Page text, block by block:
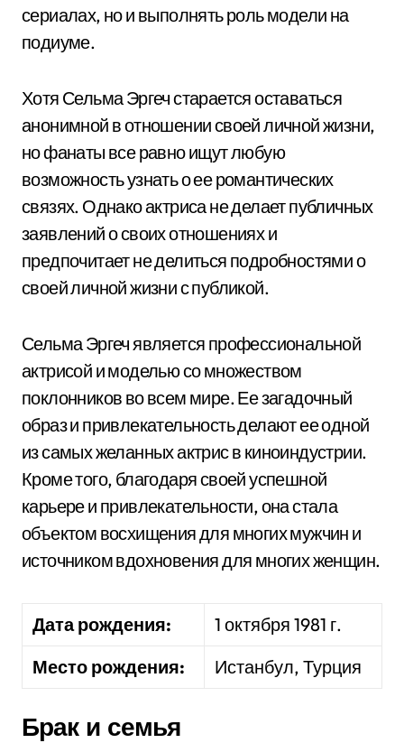
сериалах, но и выполнять роль модели на
подиуме.
Хотя Сельма Эргеч старается оставаться
анонимной в отношении своей личной жизни,
но фанаты все равно ищут любую
возможность узнать о ее романтических
связях. Однако актриса не делает публичных
заявлений о своих отношениях и
предпочитает не делиться подробностями о
своей личной жизни с публикой.
Сельма Эргеч является профессиональной
актрисой и моделью со множеством
поклонников во всем мире. Ее загадочный
образ и привлекательность делают ее одной
из самых желанных актрис в киноиндустрии.
Кроме того, благодаря своей успешной
карьере и привлекательности, она стала
объектом восхищения для многих мужчин и
источником вдохновения для многих женщин.
Дата рождения:
1 октября 1981 г.
Место рождения:
Истанбул, Турция
Брак и семья